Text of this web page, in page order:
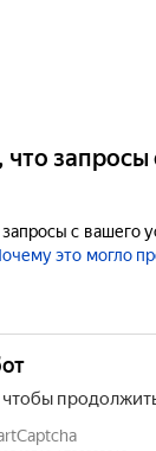
запросы
с вашего
это могло